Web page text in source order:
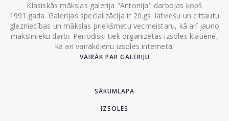
Klasiskās mākslas galerija "Antonija" darbojas kopš
1991.gada. Galerijas specializācija ir 20.gs. latviešu un cittautu
glezniecības un mākslas priekšmetu vecmeistaru, kā arī jauno
mākslinieku darbi. Periodiski tiek organizētas izsoles klātienē,
kā arī vairākdienu izsoles internetā.
VAIRĀK PAR GALERIJU
SĀKUMLAPA
IZSOLES